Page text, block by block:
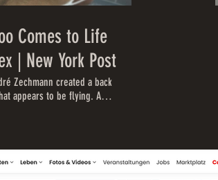
Comes to Life
| New York Post
Zechmann created a back
appears to be flying. A
#phoenix
#newyorkpost #art